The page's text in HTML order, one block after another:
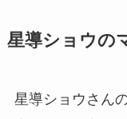
星導ショウの
星導ショウさん